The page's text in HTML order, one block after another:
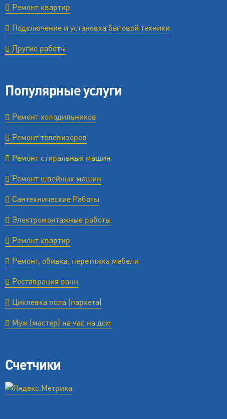
Ремонт квартир
Подключение и установка бытовой техники
Другие работы
Популярные услуги
Ремонт холодильников
Ремонт телевизоров
Ремонт стиральных машин
Ремонт швейных машин
Сантехнические Работы
Электромонтажные работы
Ремонт квартир
Ремонт, обивка, перетяжка мебели
Реставрация ванн
Циклевка пола (паркета)
Муж (мастер) на час на дом
Счетчики